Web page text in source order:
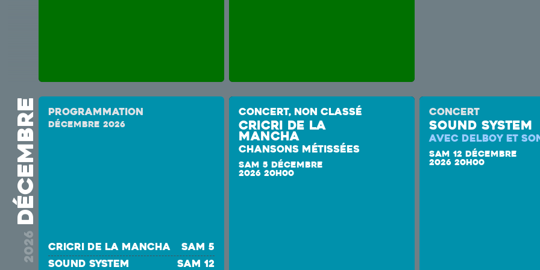
2026
décembre Programmation
décembre 2026
Cricri de la Mancha
sam 5
SOUND SYSTEM
sam 12
CONCERT, NON CLASSÉ
Cricri de la
Mancha
CHANSONS MÉTISSÉES
SAM 5 DÉCEMBRE
2026 20H00
CONCERT
SOUND SYSTEM
AVEC DELBOY ET
SAM 12 DÉCEMBRE
2026 20H00